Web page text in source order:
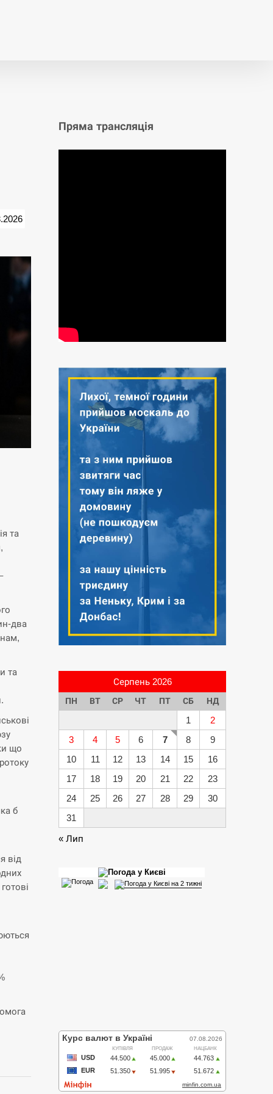
та
два
та
що
б
від
Пряма трансляція
Серпень 2026
ПН ВТ СР ЧТ ПТ СБ НД
1
2
3
4 5 6 7 8
9
10
11 12 13 14 15
16
17
18 19 20 21 22
23
24
25 26 27 28 29
30
31
« Лип